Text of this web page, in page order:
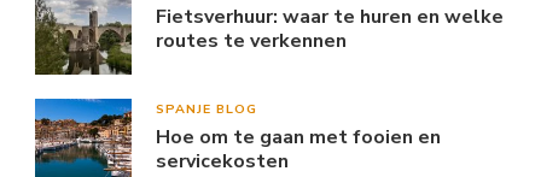
Fietsverhuur: waar te huren en welke
routes te verkennen
SPANJE BLOG
Hoe om te gaan met fooien en
servicekosten